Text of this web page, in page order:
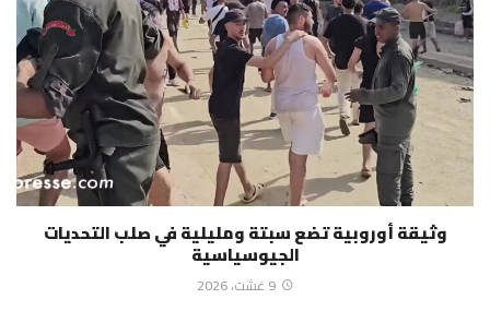
وثيقة أوروبية تضع سبتة ومليلية في صلب التحديات
الجيوسياسية
9 غشت، 2026